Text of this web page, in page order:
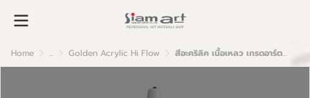
Home ... Golden Acrylic Hi Flow สีอะคริลิค เนื้อเหลว เกรดอาร์ตติส : Neutral N5